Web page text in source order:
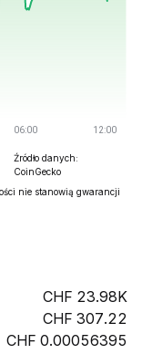
Źródło danych:
CoinGecko
nie stanowią gwarancji
23.98K
307.22
0.00056395